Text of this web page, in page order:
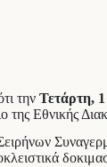
την Τετάρτη,
της